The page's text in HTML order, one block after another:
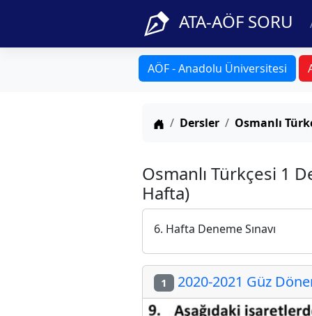
ATA-AÖF SORU
AÖF - Anadolu Üniversitesi
Anasayfa
Dersler Osmanlı
Osmanlı Türkçesi 1
Hafta)
6. Hafta Deneme Sınavı
1 2020-2021 Güz